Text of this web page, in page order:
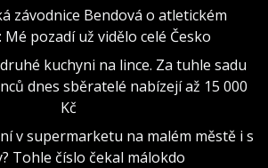
závodnice Bendová o atletickém
pozadí už vidělo celé Česko
kuchyni na lince. Za tuhle sadu
dnes sběratelé nabízejí až 15 000
Kč
v supermarketu na malém městě i s
Tohle číslo čekal málokdo